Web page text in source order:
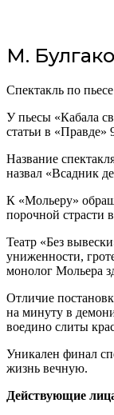
М.
Спектакль по
У пьесы «Кабала
статьи в «Правде»
Название
назвал «Всадник
К «Мольеру»
порочной страсти
Театр «Без
униженности,
монолог Мольера
Отличие
на минуту в
воедино слиты
Уникален финал
жизнь вечную.
Действующие